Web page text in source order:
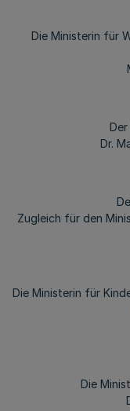
Die Ministerin für
Dr.
Zugleich für den
Die Ministerin für
Die